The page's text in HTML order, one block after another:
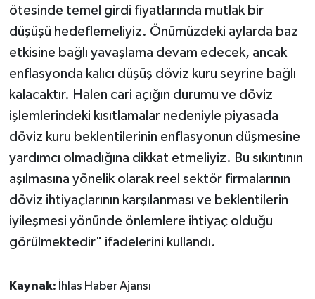
ötesinde temel girdi fiyatlarında mutlak bir
düşüşü hedeflemeliyiz. Önümüzdeki aylarda baz
etkisine bağlı yavaşlama devam edecek, ancak
enflasyonda kalıcı düşüş döviz kuru seyrine bağlı
kalacaktır. Halen cari açığın durumu ve döviz
işlemlerindeki kısıtlamalar nedeniyle piyasada
döviz kuru beklentilerinin enflasyonun düşmesine
yardımcı olmadığına dikkat etmeliyiz. Bu sıkıntının
aşılmasına yönelik olarak reel sektör firmalarının
döviz ihtiyaçlarının karşılanması ve beklentilerin
iyileşmesi yönünde önlemlere ihtiyaç olduğu
görülmektedir" ifadelerini kullandı.
Kaynak: İhlas Haber Ajansı